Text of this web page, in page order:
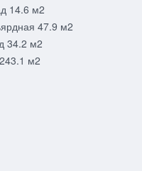
14.6 м2
47.9 м2
34.2 м2
м2